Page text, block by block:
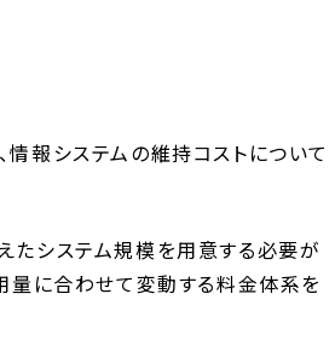
報システムの維持コストについて
たシステム規模を用意する必要が
量に合わせて変動する料金体系を